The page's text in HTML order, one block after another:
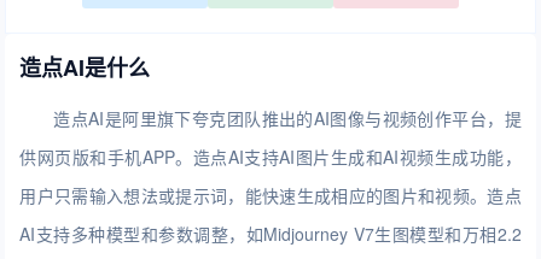
造点AI是什么
造点AI是阿里旗下夸克团队推出的AI图像与视频创作平台，提
供网页版和手机APP。造点AI支持AI图片生成和AI视频生成功能，
用户只需输入想法或提示词，能快速生成相应的图片和视频。造点
AI支持多种模型和参数调整，如Midjourney V7生图模型和万相2.2